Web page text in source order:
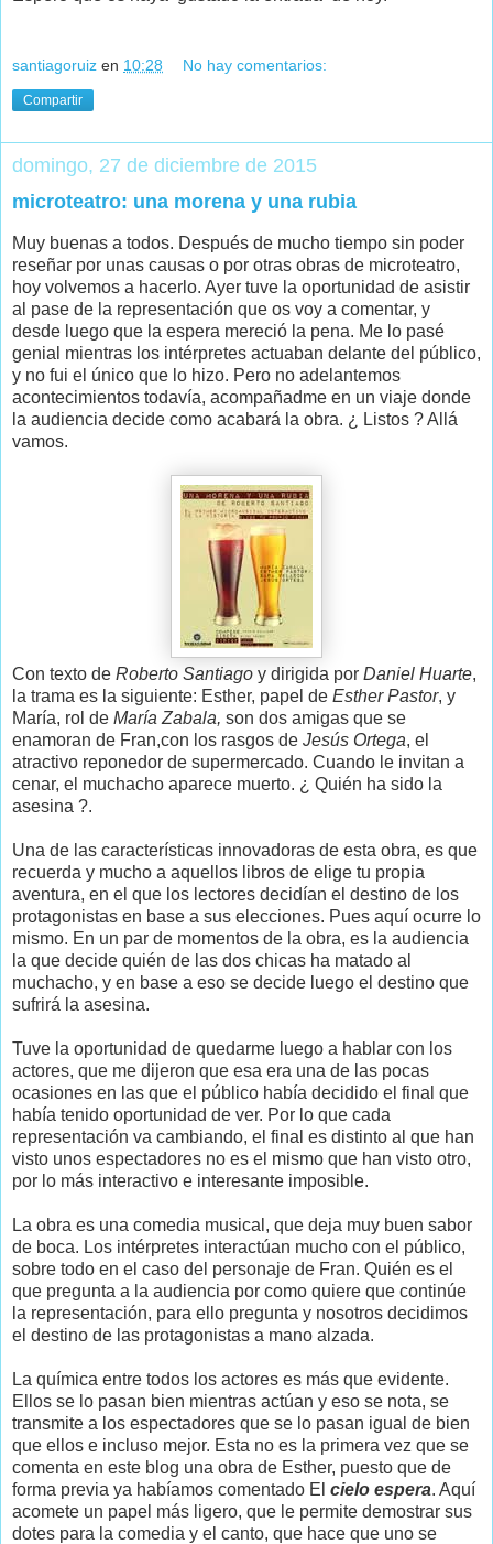
santiagoruiz en 10:28 No hay comentarios:
Compartir
domingo, 27 de diciembre de 2015
microteatro: una morena y una rubia
Muy buenas a todos. Después de mucho tiempo sin poder
reseñar por unas causas o por otras obras de microteatro,
hoy volvemos a hacerlo. Ayer tuve la oportunidad de asistir
al pase de la representación que os voy a comentar, y
desde luego que la espera mereció la pena. Me lo pasé
genial mientras los intérpretes actuaban delante del público,
y no fui el único que lo hizo. Pero no adelantemos
acontecimientos todavía, acompañadme en un viaje donde
la audiencia decide como acabará la obra. ¿ Listos ? Allá
vamos.
Con texto de Roberto Santiago y dirigida por Daniel Huarte,
la trama es la siguiente: Esther, papel de Esther Pastor, y
María, rol de María Zabala, son dos amigas que se
enamoran de Fran,con los rasgos de Jesús Ortega, el
atractivo reponedor de supermercado. Cuando le invitan a
cenar, el muchacho aparece muerto. ¿ Quién ha sido la
asesina ?.
Una de las características innovadoras de esta obra, es que
recuerda y mucho a aquellos libros de elige tu propia
aventura, en el que los lectores decidían el destino de los
protagonistas en base a sus elecciones. Pues aquí ocurre lo
mismo. En un par de momentos de la obra, es la audiencia
la que decide quién de las dos chicas ha matado al
muchacho, y en base a eso se decide luego el destino que
sufrirá la asesina.
Tuve la oportunidad de quedarme luego a hablar con los
actores, que me dijeron que esa era una de las pocas
ocasiones en las que el público había decidido el final que
había tenido oportunidad de ver. Por lo que cada
representación va cambiando, el final es distinto al que han
visto unos espectadores no es el mismo que han visto otro,
por lo más interactivo e interesante imposible.
La obra es una comedia musical, que deja muy buen sabor
de boca. Los intérpretes interactúan mucho con el público,
sobre todo en el caso del personaje de Fran. Quién es el
que pregunta a la audiencia por como quiere que continúe
la representación, para ello pregunta y nosotros decidimos
el destino de las protagonistas a mano alzada.
La química entre todos los actores es más que evidente.
Ellos se lo pasan bien mientras actúan y eso se nota, se
transmite a los espectadores que se lo pasan igual de bien
que ellos e incluso mejor. Esta no es la primera vez que se
comenta en este blog una obra de Esther, puesto que de
forma previa ya habíamos comentado El cielo espera. Aquí
acomete un papel más ligero, que le permite demostrar sus
dotes para la comedia y el canto, que hace que uno se